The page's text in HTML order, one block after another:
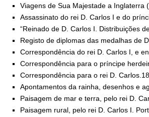
Viagens de Sua Majestade a Inglaterra
Assassinato do rei D. Carlos I e do
“Reinado de D. Carlos I. Distribuições
Registo de diplomas das medalhas de
Correspondência do rei D. Carlos I, e
Correspondência para o príncipe
Correspondência para o rei D.
Apontamentos da rainha, desenhos e
Paisagem de mar e terra, pelo rei D.
Paisagem rural, pelo rei D. Carlos I.